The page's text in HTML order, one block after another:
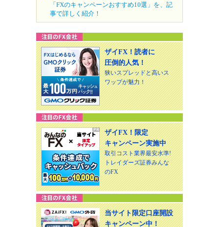
「FXのキャンペーンおすすめ10選」を、記
事で詳しく紹介！
ザイFX！読者に
圧倒的人気！
狭いスプレッドと高いス
ワップが魅力！
ザイFX！限定
キャンペーン実施中
取引コスト業界最安水準!
トレイダーズ証券みんな
のFX
当サイト限定口座開設
キャンペーン中！